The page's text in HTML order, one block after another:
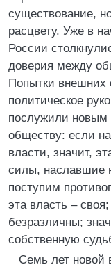
существование,
расцвету. Уже в
России
доверия между
Попытки внешних
политическое
послужили
обществу: если
власти, значит,
силы, наславшие
поступим
эта власть –
безразличны;
собственную
Семь лет новой